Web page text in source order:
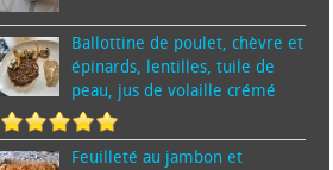
Ballottine de poulet, chèvre et
épinards, lentilles, tuile de
peau, jus de volaille crémé
Feuilleté au jambon et